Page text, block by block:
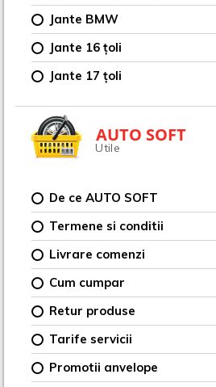
Jante BMW
Jante 16 țoli
Jante 17 țoli
AUTO SOFT
Utile
De ce AUTO SOFT
Termene si conditii
Livrare comenzi
Cum cumpar
Retur produse
Tarife servicii
Promotii anvelope